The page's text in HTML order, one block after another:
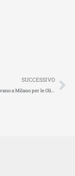
SUCCESSIVO
I taxi volanti arrivano a Milano per le Olimpiadi invernali del 2026: ecco quello che c’è da sapere